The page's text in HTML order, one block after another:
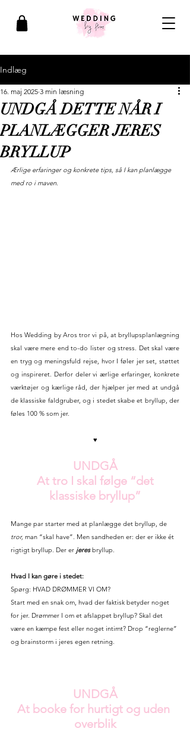
Indlæg
UNDGÅ DETTE NÅR I
PLANLÆGGER JERES
BRYLLUP
16. maj 2025 3 min læsning
Ærlige erfaringer og konkrete tips, så I kan planlægge
med ro i maven.
Hos Wedding by Aros tror vi på, at bryllupsplanlægning
skal være mere end to-do lister og stress. Det skal være
en tryg og meningsfuld rejse, hvor I føler jer set, støttet
og inspireret. Derfor deler vi ærlige erfaringer, konkrete
værktøjer og kærlige råd, der hjælper jer med at undgå
de klassiske faldgruber, og i stedet skabe et bryllup, der
føles 100 % som jer.
♥
UNDGÅ
klassiske bryllup”
Mange par starter med at planlægge det bryllup, de
tror, man “skal have”. Men sandheden er: der er ikke ét
rigtigt bryllup. Der er jeres bryllup.
Hvad I kan gøre i stedet:
Spørg: HVAD DRØMMER VI OM?
Start med en snak om, hvad der faktisk betyder noget
for jer. Drømmer I om et afslappet bryllup? Skal det
være en kæmpe fest eller noget intimt? Drop “reglerne”
og brainstorm i jeres egen retning.
UNDGÅ
At booke for hurtigt og uden
overblik